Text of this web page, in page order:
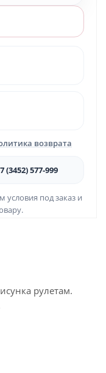
возврата
577-999
условия под заказ и
рулетам.